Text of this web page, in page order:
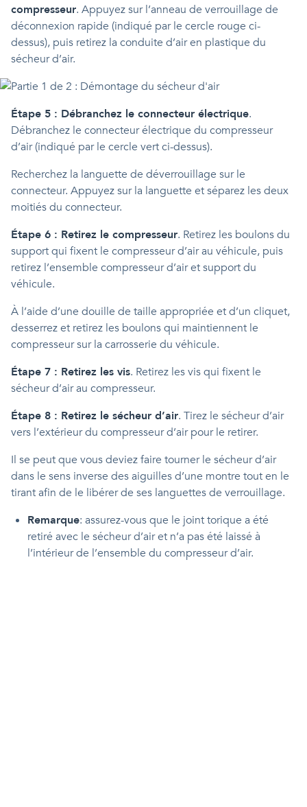
compresseur. Appuyez sur l’anneau de verrouillage de
déconnexion rapide (indiqué par le cercle rouge ci-
dessus), puis retirez la conduite d’air en plastique du
sécheur d’air.
Étape 5 : Débranchez le connecteur électrique.
Débranchez le connecteur électrique du compresseur
d’air (indiqué par le cercle vert ci-dessus).
Recherchez la languette de déverrouillage sur le
connecteur. Appuyez sur la languette et séparez les deux
moitiés du connecteur.
Étape 6 : Retirez le compresseur. Retirez les boulons du
support qui fixent le compresseur d’air au véhicule, puis
retirez l’ensemble compresseur d’air et support du
véhicule.
À l’aide d’une douille de taille appropriée et d’un cliquet,
desserrez et retirez les boulons qui maintiennent le
compresseur sur la carrosserie du véhicule.
Étape 7 : Retirez les vis. Retirez les vis qui fixent le
sécheur d’air au compresseur.
Étape 8 : Retirez le sécheur d’air. Tirez le sécheur d’air
vers l’extérieur du compresseur d’air pour le retirer.
Il se peut que vous deviez faire tourner le sécheur d’air
dans le sens inverse des aiguilles d’une montre tout en le
tirant afin de le libérer de ses languettes de verrouillage.
Remarque: assurez-vous que le joint torique a été
retiré avec le sécheur d’air et n’a pas été laissé à
l’intérieur de l’ensemble du compresseur d’air.